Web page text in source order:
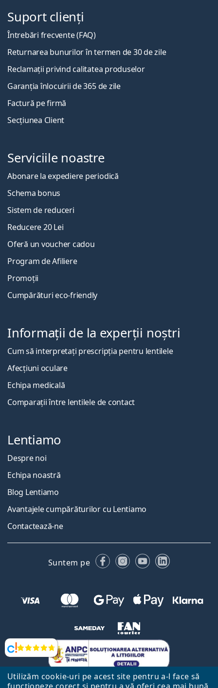
Utilizăm cookie-uri pe acest site pentru a-l face să
Opinii
Suport clienți
Întrebări frecvente (FAQ)
Returnarea bunurilor în termen de 30 de zile
Reclamații privind calitatea produselor
Garanția înlocuirii de 365 de zile
Factură pe firmă
Secțiunea Client
Serviciile noastre
Abonare la expediere periodică
Schema bonus
Sistem de reduceri
Reducere 20 Lei
Oferă un voucher cadou
Program de Afiliere
Promoții
Cumpărături eco-friendly
Informații de la experții noștri
Cum să interpretați prescripția pentru lentilele
Afecțiuni oculare
Echipa medicală
Comparații între lentilele de contact
Lentiamo
Despre noi
Echipa noastră
Blog Lentiamo
Avantajele cumpărăturilor cu Lentiamo
Contactează-ne
Suntem pe FacebookInstagram
YouTubeLinkedIn